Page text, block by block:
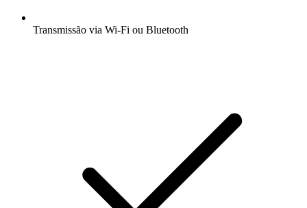
Transmissão via Wi-Fi ou Bluetooth